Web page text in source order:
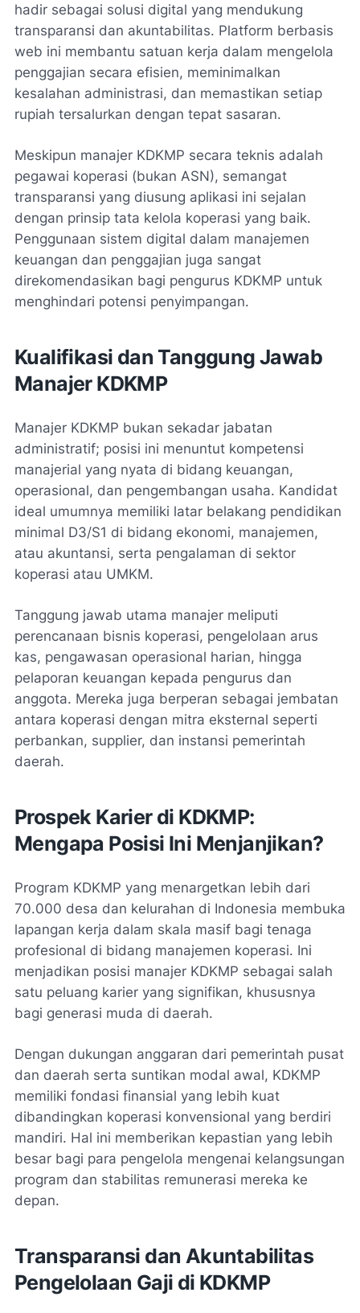
hadir sebagai solusi digital yang mendukung
transparansi dan akuntabilitas. Platform berbasis
web ini membantu satuan kerja dalam mengelola
penggajian secara efisien, meminimalkan
kesalahan administrasi, dan memastikan setiap
rupiah tersalurkan dengan tepat sasaran.
Meskipun manajer KDKMP secara teknis adalah
pegawai koperasi (bukan ASN), semangat
transparansi yang diusung aplikasi ini sejalan
dengan prinsip tata kelola koperasi yang baik.
Penggunaan sistem digital dalam manajemen
keuangan dan penggajian juga sangat
direkomendasikan bagi pengurus KDKMP untuk
menghindari potensi penyimpangan.
Kualifikasi dan Tanggung Jawab
Manajer KDKMP
Manajer KDKMP bukan sekadar jabatan
administratif; posisi ini menuntut kompetensi
manajerial yang nyata di bidang keuangan,
operasional, dan pengembangan usaha. Kandidat
ideal umumnya memiliki latar belakang pendidikan
minimal D3/S1 di bidang ekonomi, manajemen,
atau akuntansi, serta pengalaman di sektor
koperasi atau UMKM.
Tanggung jawab utama manajer meliputi
perencanaan bisnis koperasi, pengelolaan arus
kas, pengawasan operasional harian, hingga
pelaporan keuangan kepada pengurus dan
anggota. Mereka juga berperan sebagai jembatan
antara koperasi dengan mitra eksternal seperti
perbankan, supplier, dan instansi pemerintah
daerah.
Prospek Karier di KDKMP:
Mengapa Posisi Ini Menjanjikan?
Program KDKMP yang menargetkan lebih dari
70.000 desa dan kelurahan di Indonesia membuka
lapangan kerja dalam skala masif bagi tenaga
profesional di bidang manajemen koperasi. Ini
menjadikan posisi manajer KDKMP sebagai salah
satu peluang karier yang signifikan, khususnya
bagi generasi muda di daerah.
Dengan dukungan anggaran dari pemerintah pusat
dan daerah serta suntikan modal awal, KDKMP
memiliki fondasi finansial yang lebih kuat
dibandingkan koperasi konvensional yang berdiri
mandiri. Hal ini memberikan kepastian yang lebih
besar bagi para pengelola mengenai kelangsungan
program dan stabilitas remunerasi mereka ke
depan.
Transparansi dan Akuntabilitas
Pengelolaan Gaji di KDKMP